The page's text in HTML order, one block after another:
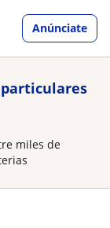
Anúnciate
miles de